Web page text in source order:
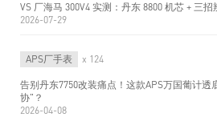
VS 厂海马 300V4 实测：丹东 8800 机芯 + 三
2026-07-29
APS厂手表 x 124
告别丹东7750改装痛点！这款APS万国葡计
协"？
2026-04-08